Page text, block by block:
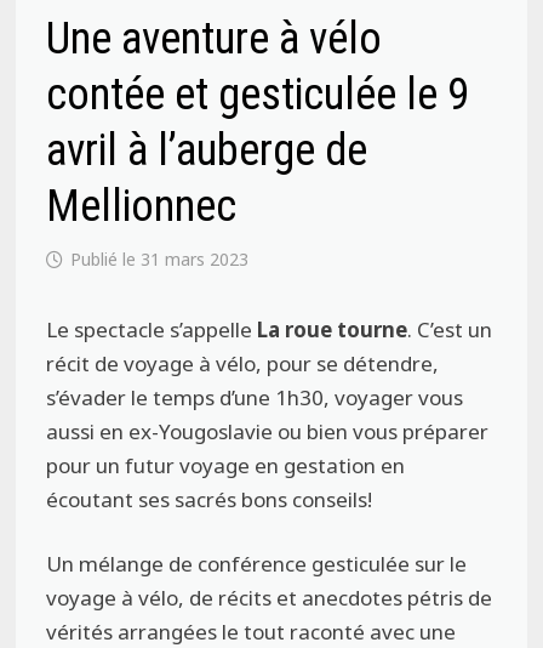
Une aventure à vélo
contée et gesticulée le 9
avril à l’auberge de
Mellionnec
31 mars 2023
Le spectacle s’appelle La roue tourne. C’est un
récit de voyage à vélo, pour se détendre,
s’évader le temps d’une 1h30, voyager vous
aussi en ex-Yougoslavie ou bien vous préparer
pour un futur voyage en gestation en
écoutant ses sacrés bons conseils!
Un mélange de conférence gesticulée sur le
voyage à vélo, de récits et anecdotes pétris de
vérités arrangées le tout raconté avec une